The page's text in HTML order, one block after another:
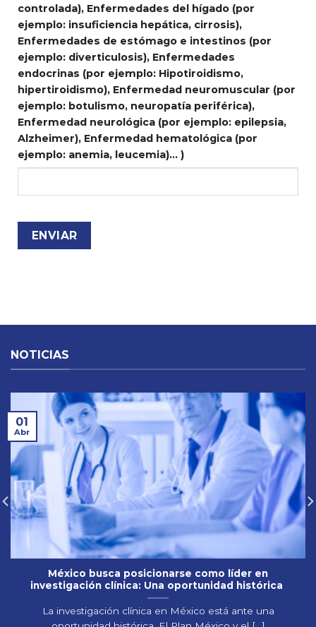
controlada), Enfermedades del hígado (por
ejemplo: insuficiencia hepática, cirrosis),
Enfermedades de estómago e intestinos (por
ejemplo: diverticulosis), Enfermedades
endocrinas (por ejemplo: Hipotiroidismo,
hipertiroidismo), Enfermedad neuromuscular (por
ejemplo: botulismo, neuropatía periférica),
Enfermedad neurológica (por ejemplo: epilepsia,
Alzheimer), Enfermedad hematológica (por
ejemplo: anemia, leucemia)... )
NOTICIAS
México busca posicionarse como líder en
investigación clínica: Una oportunidad histórica
La investigación clínica en México está ante una
01
Abr